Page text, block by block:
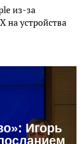
из-за
на устройства
Игорь